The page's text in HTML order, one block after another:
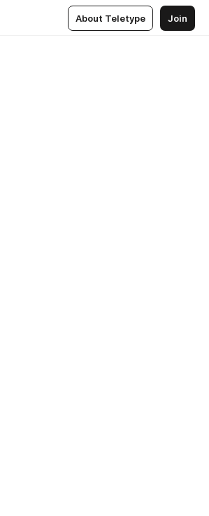
About Teletype Join